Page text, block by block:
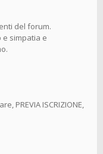
del forum.
e simpatia e
PREVIA ISCRIZIONE,